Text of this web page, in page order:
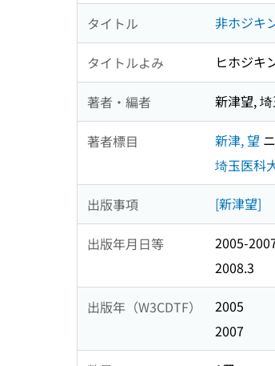
タイトル 非ホジキ
タイトルよみ ヒホジキ
著者・編者 新津望,
著者標目 新津, 望
埼玉医科
出版事項 [新津望]
出版年月日等
2005-
2008.3
出版年（W3CDTF）
2005
2007